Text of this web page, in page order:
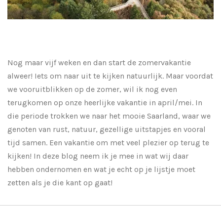
Nog maar vijf weken en dan start de zomervakantie
alweer! Iets om naar uit te kijken natuurlijk. Maar voordat
we vooruitblikken op de zomer, wil ik nog even
terugkomen op onze heerlijke vakantie in april/mei. In
die periode trokken we naar het mooie Saarland, waar we
genoten van rust, natuur, gezellige uitstapjes en vooral
tijd samen. Een vakantie om met veel plezier op terug te
kijken! In deze blog neem ik je mee in wat wij daar
hebben ondernomen en wat je echt op je lijstje moet
zetten als je die kant op gaat!